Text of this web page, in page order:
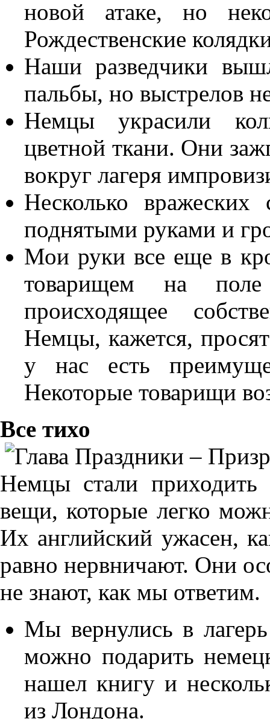
новой атаке, но
Рождественские
Наши разведчики
пальбы, но выстрелов
Немцы украсили
цветной ткани. Они
вокруг лагеря
Несколько
поднятыми руками и
Мои руки все еще в
товарищем на
происходящее
Немцы, кажется,
у нас есть
Некоторые товарищи
Все тихо
Немцы стали
вещи, которые легко
Их английский ужасен,
равно нервничают. Они
не знают, как мы ответим.
Мы вернулись в
можно подарить
нашел книгу и
из Лондона.